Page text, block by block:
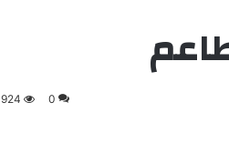
0
924